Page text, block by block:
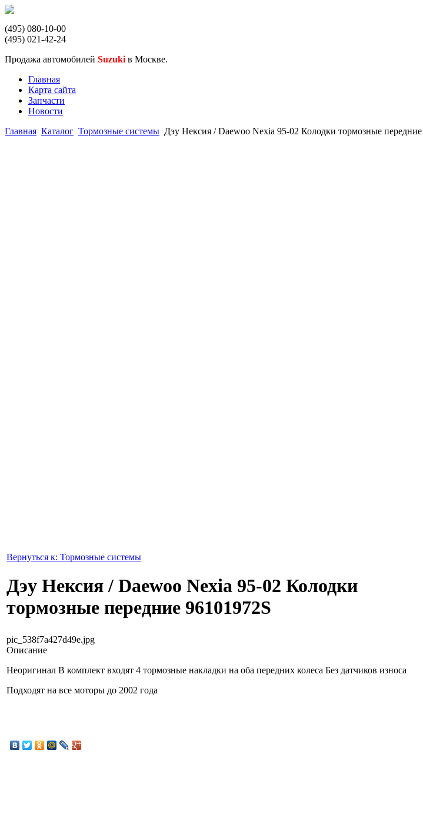
(495) 080-10-00
(495) 021-42-24
Продажа автомобилей Suzuki в Москве.
Главная
Карта сайта
Запчасти
Новости
Главная Каталог Тормозные системы Дэу Нексия / Daewoo Nexia 95-02 Колодки тормозные передние
Вернуться к: Тормозные системы
Дэу Нексия / Daewoo Nexia 95-02 Колодки
тормозные передние 96101972S
pic_538f7a427d49e.jpg
Описание
Неоригинал В комплект входят 4 тормозные накладки на оба передних колеса Без датчиков износа
Подходят на все моторы до 2002 года